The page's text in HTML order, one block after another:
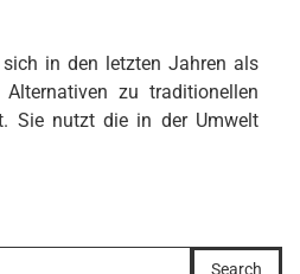
in den letzten Jahren als
zu traditionellen
Sie nutzt die in der Umwelt